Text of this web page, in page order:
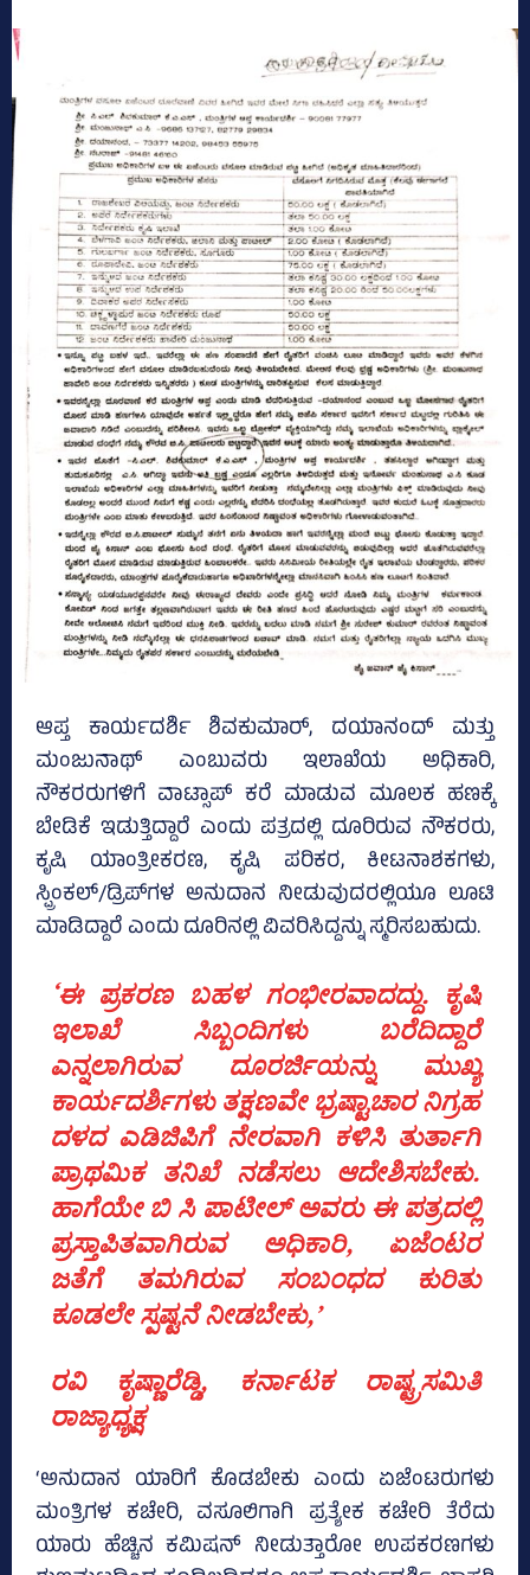
ಆಪ್ತ ಕಾರ್ಯದರ್ಶಿ ಶಿವಕುಮಾರ್‌, ದಯಾನಂದ್‌ ಮತ್ತು
ಮಂಜುನಾಥ್‌ ಎಂಬುವರು ಇಲಾಖೆಯ ಅಧಿಕಾರಿ,
ನೌಕರರುಗಳಿಗೆ ವಾಟ್ಸಾಪ್‌ ಕರೆ ಮಾಡುವ ಮೂಲಕ ಹಣಕ್ಕೆ
ಬೇಡಿಕೆ ಇಡುತ್ತಿದ್ದಾರೆ ಎಂದು ಪತ್ರದಲ್ಲಿ ದೂರಿರುವ ನೌಕರರು,
ಕೃಷಿ ಯಾಂತ್ರೀಕರಣ, ಕೃಷಿ ಪರಿಕರ, ಕೀಟನಾಶಕಗಳು,
ಸ್ಪ್ರಿಂಕಲ್‌/ಡ್ರಿಪ್‌ಗಳ ಅನುದಾನ ನೀಡುವುದರಲ್ಲಿಯೂ ಲೂಟಿ
ಮಾಡಿದ್ದಾರೆ ಎಂದು ದೂರಿನಲ್ಲಿ ವಿವರಿಸಿದ್ದನ್ನು ಸ್ಮರಿಸಬಹುದು.
‘ಈ ಪ್ರಕರಣ ಬಹಳ ಗಂಭೀರವಾದದ್ದು. ಕೃಷಿ
ಇಲಾಖೆ ಸಿಬ್ಬಂದಿಗಳು ಬರೆದಿದ್ದಾರೆ
ಎನ್ನಲಾಗಿರುವ ದೂರರ್ಜಿಯನ್ನು ಮುಖ್ಯ
ಕಾರ್ಯದರ್ಶಿಗಳು ತಕ್ಷಣವೇ ಭ್ರಷ್ಟಾಚಾರ ನಿಗ್ರಹ
ದಳದ ಎಡಿಜಿಪಿಗೆ ನೇರವಾಗಿ ಕಳಿಸಿ ತುರ್ತಾಗಿ
ಪ್ರಾಥಮಿಕ ತನಿಖೆ ನಡೆಸಲು ಆದೇಶಿಸಬೇಕು.
ಹಾಗೆಯೇ ಬಿ ಸಿ ಪಾಟೀಲ್‌ ಅವರು ಈ ಪತ್ರದಲ್ಲಿ
ಪ್ರಸ್ತಾಪಿತವಾಗಿರುವ ಅಧಿಕಾರಿ, ಏಜೆಂಟರ
ಜತೆಗೆ ತಮಗಿರುವ ಸಂಬಂಧದ ಕುರಿತು
ಕೂಡಲೇ ಸ್ಪಷ್ಟನೆ ನೀಡಬೇಕು,’
ರವಿ ಕೃಷ್ಣಾರೆಡ್ಡಿ, ಕರ್ನಾಟಕ ರಾಷ್ಟ್ರಸಮಿತಿ
ರಾಜ್ಯಾಧ್ಯಕ್ಷ
‘ಅನುದಾನ ಯಾರಿಗೆ ಕೊಡಬೇಕು ಎಂದು ಏಜೆಂಟರುಗಳು
ಮಂತ್ರಿಗಳ ಕಚೇರಿ, ವಸೂಲಿಗಾಗಿ ಪ್ರತ್ಯೇಕ ಕಚೇರಿ ತೆರೆದು
ಯಾರು ಹೆಚ್ಚಿನ ಕಮಿಷನ್‌ ನೀಡುತ್ತಾರೋ ಉಪಕರಣಗಳು